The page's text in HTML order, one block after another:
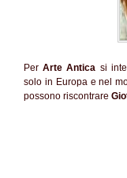
Per Arte Antica si
solo in Europa e nel
possono riscontrare